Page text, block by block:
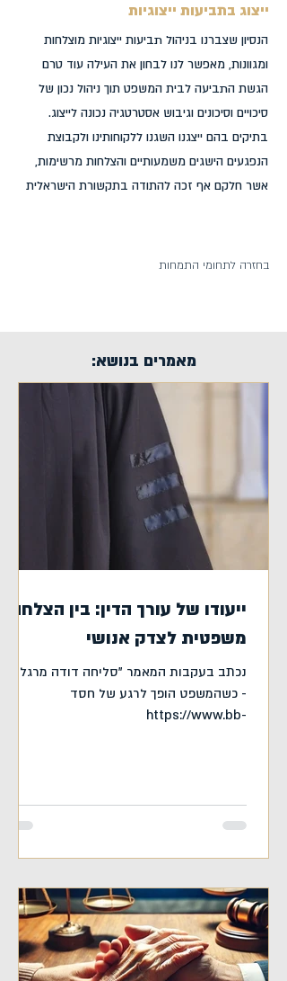
ייצוג בתביעות ייצוגיות
הנסיון שצברנו בניהול תביעות ייצוגיות מוצלחות
ומגוונות, מאפשר לנו לבחון את העילה עוד טרם
הגשת התביעה לבית המשפט תוך ניהול נכון של
סיכויים וסיכונים וגיבוש אסטרטגיה נכונה לייצוג.
בתיקים בהם ייצגנו השגנו ללקוחותינו ולקבוצת
הנפגעים הישגים משמעותיים והצלחות מרשימות,
אשר חלקם אף זכה להתודה בתקשורת הישראלית
בחזרה לתחומי התמחות
מאמרים בנושא:
ייעודו של עורך הדין: בין הצלחה
משפטית לצדק אנושי
נכתב בעקבות המאמר "סליחה דודה מרגלית"
- כשהמשפט הופך לרגע של חסד
https://www.bb-